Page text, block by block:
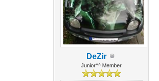
DeZir
Junior^^ Member